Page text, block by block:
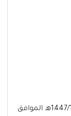
- متاح الآن بدأ اليوم يوم الأحد بتاريخ 1447/11/22هـ الموافق